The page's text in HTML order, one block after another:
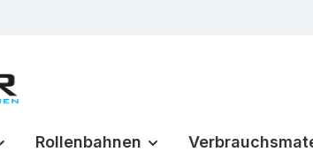
Rollenbahnen